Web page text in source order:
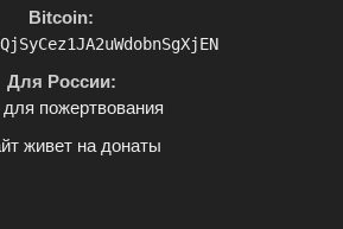
Bitcoin:
Для России:
пожертвования
живет на донаты